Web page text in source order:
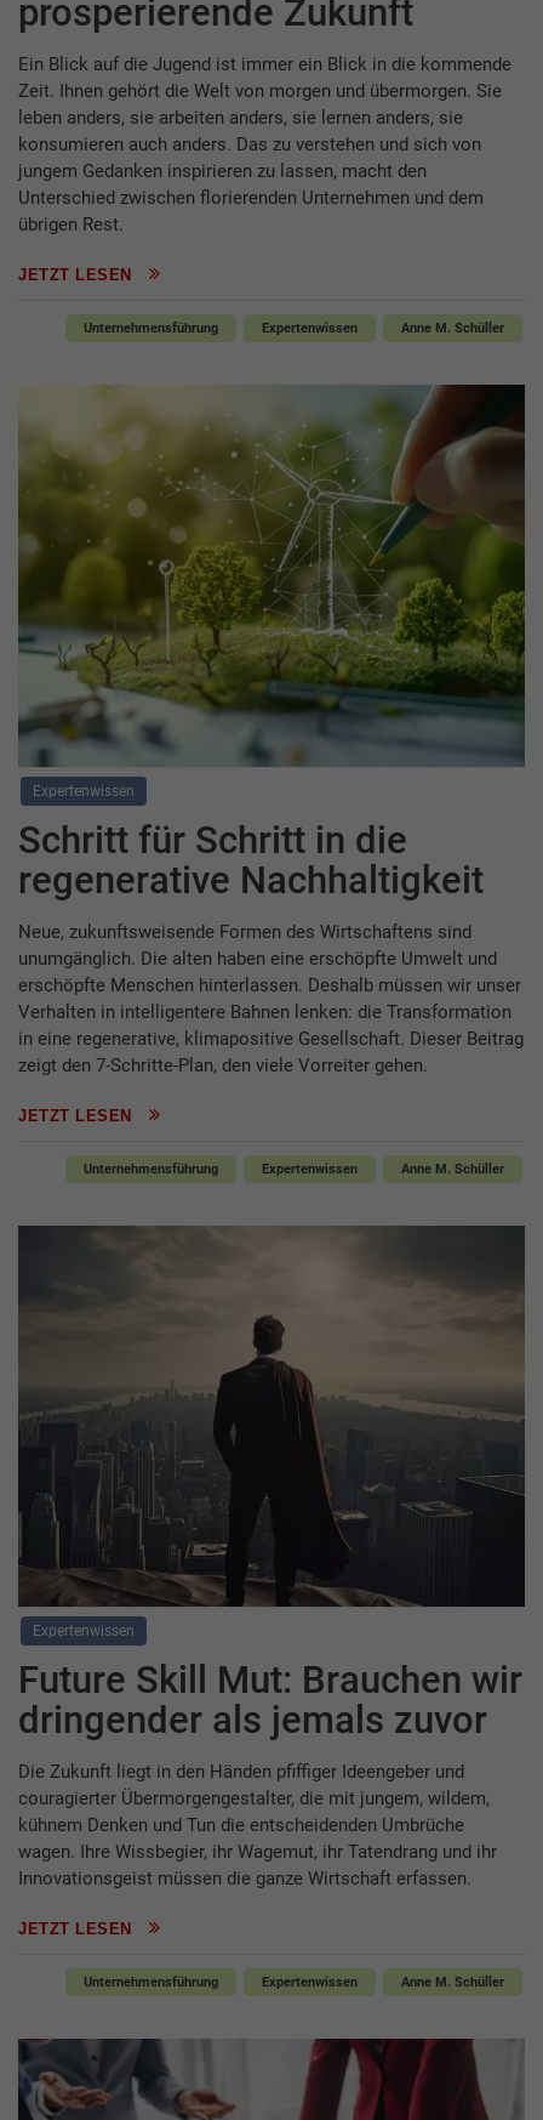
prosperierende Zukunft
Ein Blick auf die Jugend ist immer ein Blick in die kommende
Zeit. Ihnen gehört die Welt von morgen und übermorgen. Sie
leben anders, sie arbeiten anders, sie lernen anders, sie
konsumieren auch anders. Das zu verstehen und sich von
jungem Gedanken inspirieren zu lassen, macht den
Unterschied zwischen florierenden Unternehmen und dem
übrigen Rest.
JETZT LESEN
Unternehmensführung Expertenwissen Anne M. Schüller
Expertenwissen
Schritt für Schritt in die
regenerative Nachhaltigkeit
Neue, zukunftsweisende Formen des Wirtschaftens sind
unumgänglich. Die alten haben eine erschöpfte Umwelt und
erschöpfte Menschen hinterlassen. Deshalb müssen wir unser
Verhalten in intelligentere Bahnen lenken: die Transformation
in eine regenerative, klimapositive Gesellschaft. Dieser Beitrag
zeigt den 7-Schritte-Plan, den viele Vorreiter gehen.
JETZT LESEN
Unternehmensführung Expertenwissen Anne M. Schüller
Expertenwissen
Future Skill Mut: Brauchen wir
dringender als jemals zuvor
Die Zukunft liegt in den Händen pfiffiger Ideengeber und
couragierter Übermorgengestalter, die mit jungem, wildem,
kühnem Denken und Tun die entscheidenden Umbrüche
wagen. Ihre Wissbegier, ihr Wagemut, ihr Tatendrang und ihr
Innovationsgeist müssen die ganze Wirtschaft erfassen.
JETZT LESEN
Unternehmensführung Expertenwissen Anne M. Schüller